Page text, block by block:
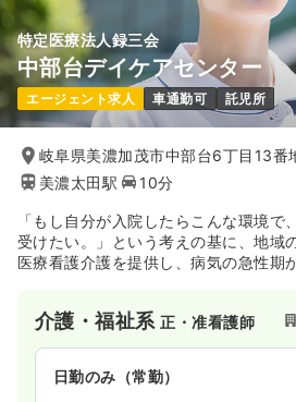
特定医療法人録三会
中部台デイケアセンター
エージェント求人 車通勤可 託児所
岐阜県美濃加茂市中部台6丁目13番
美濃太田駅
10分
「もし自分が入院したらこんな環境で
受けたい。」という考えの基に、地域
医療看護介護を提供し、病気の急性期
介護・福祉系正・准看護師
日勤のみ（常勤）